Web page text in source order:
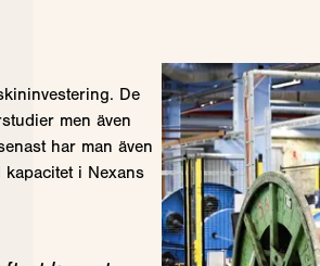
De
men även
har man även
i Nexans